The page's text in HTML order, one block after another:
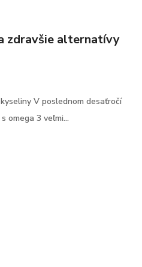
zdravšie alternatívy
V poslednom desaťročí
omega 3 veľmi...